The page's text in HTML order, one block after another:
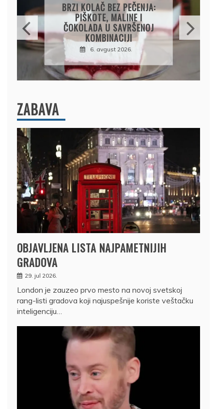
PAPRIKE SA MESOM I
PIRINČEM NA KAŠIKU:
SOČAN I JEDNOSTAVAN
RUČAK IZ JEDNE ŠERPE
7. avgust 2026.
ZABAVA
OBJAVLJENA LISTA NAJPAMETNIJIH
GRADOVA
29. jul 2026.
London je zauzeo prvo mesto na novoj svetskoj
rang-listi gradova koji najuspešnije koriste veštačku
inteligenciju…